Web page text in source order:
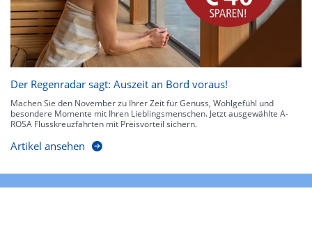
Der Regenradar sagt: Auszeit an Bord voraus!
Machen Sie den November zu Ihrer Zeit für Genuss, Wohlgefühl und
besondere Momente mit Ihren Lieblingsmenschen. Jetzt ausgewählte A-
ROSA Flusskreuzfahrten mit Preisvorteil sichern.
Artikel ansehen